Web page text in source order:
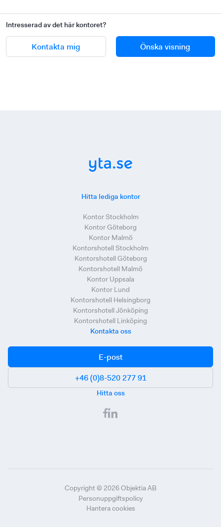
Intresserad av det här kontoret?
Kontakta mig Önska visning
Hitta lediga kontor
Kontor Stockholm
Kontor Göteborg
Kontor Malmö
Kontorshotell Stockholm
Kontorshotell Göteborg
Kontorshotell Malmö
Kontor Uppsala
Kontor Lund
Kontorshotell Helsingborg
Kontorshotell Jönköping
Kontorshotell Linköping
Kontakta oss
E-post
+46 (0)8-520 277 91
Hitta oss
Copyright © 2026Objektia AB
Personuppgiftspolicy
Hantera cookies